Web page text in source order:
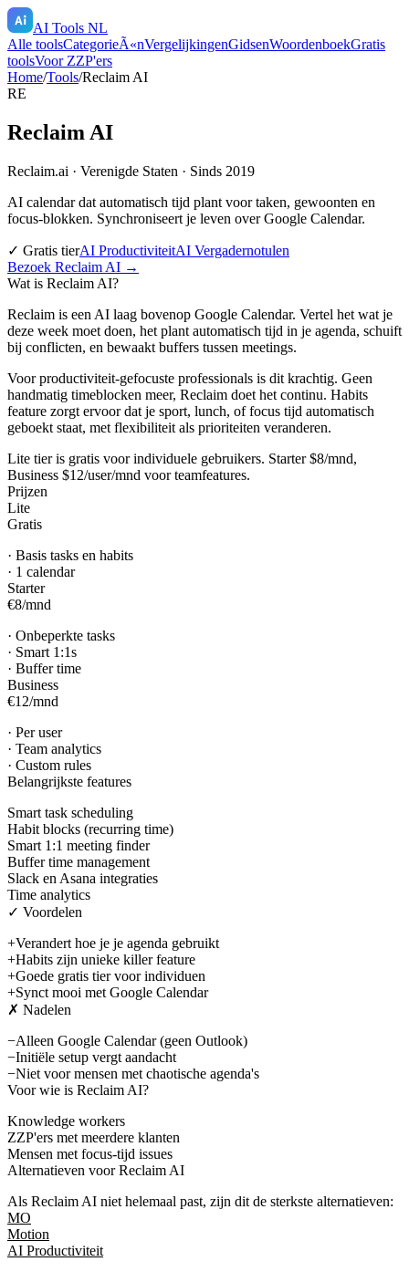
AI Tools NL
Alle toolsCategorieÃ«nVergelijkingenGidsenWoordenboekGratis
toolsVoor ZZP'ers
Home/Tools/Reclaim AI
RE
Reclaim AI
Reclaim.ai · Verenigde Staten · Sinds 2019
AI calendar dat automatisch tijd plant voor taken, gewoonten en
focus-blokken. Synchroniseert je leven over Google Calendar.
✓ Gratis tierAI ProductiviteitAI Vergadernotulen
Bezoek Reclaim AI →
Wat is Reclaim AI?
Reclaim is een AI laag bovenop Google Calendar. Vertel het wat je
deze week moet doen, het plant automatisch tijd in je agenda, schuift
bij conflicten, en bewaakt buffers tussen meetings.
Voor productiviteit-gefocuste professionals is dit krachtig. Geen
handmatig timeblocken meer, Reclaim doet het continu. Habits
feature zorgt ervoor dat je sport, lunch, of focus tijd automatisch
geboekt staat, met flexibiliteit als prioriteiten veranderen.
Lite tier is gratis voor individuele gebruikers. Starter $8/mnd,
Business $12/user/mnd voor teamfeatures.
Prijzen
Lite
Gratis
· Basis tasks en habits
· 1 calendar
Starter
€8/mnd
· Onbeperkte tasks
· Smart 1:1s
· Buffer time
Business
€12/mnd
· Per user
· Team analytics
· Custom rules
Belangrijkste features
Smart task scheduling
Habit blocks (recurring time)
Smart 1:1 meeting finder
Buffer time management
Slack en Asana integraties
Time analytics
✓ Voordelen
+Verandert hoe je je agenda gebruikt
+Habits zijn unieke killer feature
+Goede gratis tier voor individuen
+Synct mooi met Google Calendar
✗ Nadelen
−Alleen Google Calendar (geen Outlook)
−Initiële setup vergt aandacht
−Niet voor mensen met chaotische agenda's
Voor wie is Reclaim AI?
Knowledge workers
ZZP'ers met meerdere klanten
Mensen met focus-tijd issues
Alternatieven voorReclaim AI
Als Reclaim AI niet helemaal past, zijn dit de sterkste alternatieven:
MO
Motion
AI Productiviteit